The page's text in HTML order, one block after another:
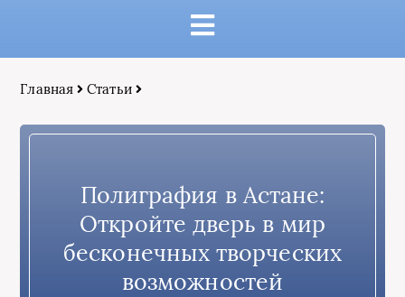
Главная Статьи
Полиграфия в Астане:
Откройте дверь в мир
бесконечных творческих
возможностей